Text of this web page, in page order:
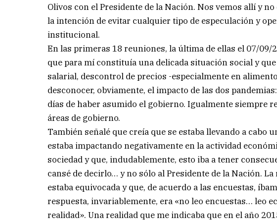
Olivos con el Presidente de la Nación. Nos vemos allí y
la intención de evitar cualquier tipo de especulación y
institucional.
En las primeras 18 reuniones, la última de ellas el 07/09/
que para mí constituía una delicada situación social y
salarial, descontrol de precios -especialmente en
desconocer, obviamente, el impacto de las dos
días de haber asumido el gobierno. Igualmente siempre
áreas de gobierno.
También señalé que creía que se estaba llevando a cabo
estaba impactando negativamente en la actividad
sociedad y que, indudablemente, esto iba a tener
cansé de decirlo… y no sólo al Presidente de la Nación.
estaba equivocada y que, de acuerdo a las encuestas,
respuesta, invariablemente, era «no leo encuestas… leo
realidad». Una realidad que me indicaba que en el año